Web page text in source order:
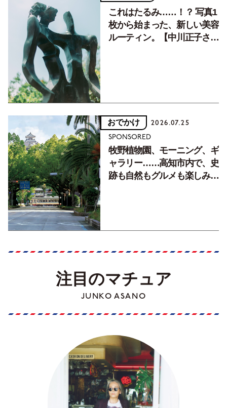
これはたるみ……！？ 写真1
枚から始まった、新しい美容
ルーティン。【中川正子さん
おでかけ 2026.07.25
SPONSORED
牧野植物園、モーニング、ギ
ャラリー……高知市内で、史
跡も自然もグルメも楽しみ尽
注目のマチュア
JUNKO ASANO